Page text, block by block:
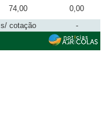
74,00
0,00
s/ cotação
-